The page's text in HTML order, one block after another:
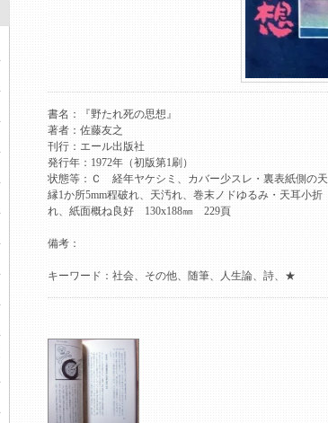
書名：『野たれ死の思想』
著者：佐藤友之
刊行：エール出版社
発行年：1972年（初版第1刷）
状態等：Ｃ 経年ヤケシミ、カバー少スレ・裏表紙側の天
縁1か所5mm程破れ、天汚れ、巻末ノドゆるみ・天耳小折
れ、紙面概ね良好 130x188㎜ 229頁
備考：
キーワード：社会、その他、随筆、人生論、詩、★